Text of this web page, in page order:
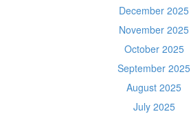
December 2025
November 2025
October 2025
September 2025
August 2025
July 2025